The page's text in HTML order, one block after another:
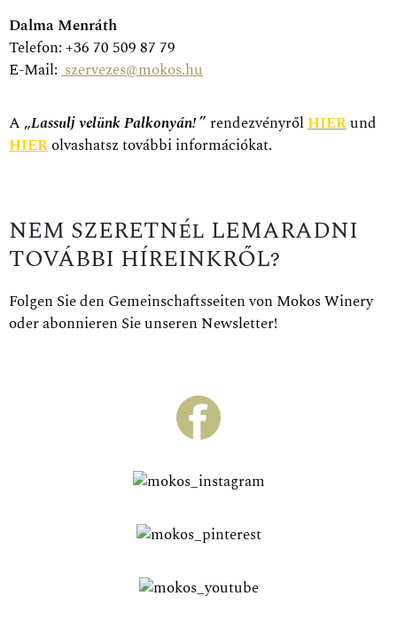
Dalma Menráth
Telefon: +36 70 509 87 79
E-Mail: szervezes@mokos.hu
A „Lassulj velünk Palkonyán!” rendezvényrőlHIERund
HIERolvashatsz további információkat.
NEM SZERETNél LEMARADNI
TOVÁBBI HÍREINKRŐL?
Folgen Sie den Gemeinschaftsseiten von Mokos Winery
oder abonnieren Sie unseren Newsletter!